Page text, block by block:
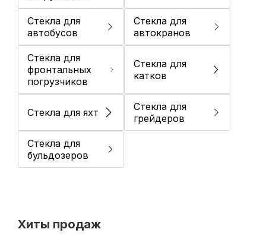
Стекла для
автобусов
Стекла для
автокранов
Стекла для
фронтальных
погрузчиков
Стекла для
катков
Cтекла для яхт
Cтекла для
грейдеров
Стекла для
бульдозеров
Хиты продаж